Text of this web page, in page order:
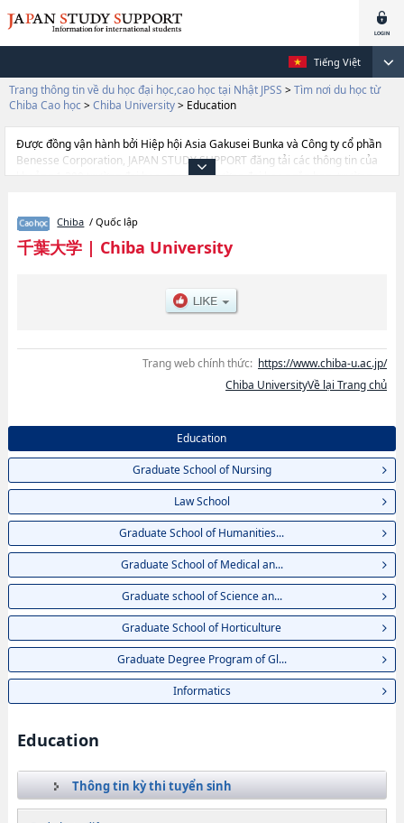
Tiếng Việt
Trang thông tin về du học đại học,cao học tại Nhật JPSS > Tìm nơi du học từ
Chiba Cao học > Chiba University> Education
Được đồng vận hành bởi Hiệp hội Asia Gakusei Bunka và Công ty cổ phần
Benesse Corporation, JAPAN STUDY SUPPORT đăng tải các thông tin của
khoảng 1.300 trường đại học, cao học, trường đại học ngắn hạn, trường
thiết dành cho du học sinh, như là về các EducationhoặcGraduate School
of NursinghoặcLaw SchoolhoặcGraduate School of Humanities and
Studies on Public AffairshoặcGraduate School of Medical and
Engineering, Chiba University (Science Field)hoặcGraduate School of
HorticulturehoặcGraduate Degree Program of Global and
trúng tuyển, cở sở trang thiết bị, hướng dẫn địa điểm v.v...
Chiba / Quốc lập
千葉大学| Chiba University
Trang web chính thức: https://www.chiba-u.ac.jp/
Chiba UniversityVề lại Trang chủ
Education
Graduate School of Nursing
Law School
Graduate School of Humanities...
Graduate School of Medical an...
Graduate school of Science an...
Graduate School of Horticulture
Graduate Degree Program of Gl...
Informatics
Education
Thông tin kỳ thi tuyển sinh